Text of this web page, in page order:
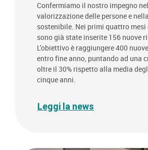
Confermiamo il nostro impegno
valorizzazione delle persone e
sostenibile. Nei primi quattro mesi
sono già state inserite 156 nuove
L’obiettivo è raggiungere 400
entro fine anno, puntando ad una
oltre il 30% rispetto alla media
cinque anni.
Leggi la news